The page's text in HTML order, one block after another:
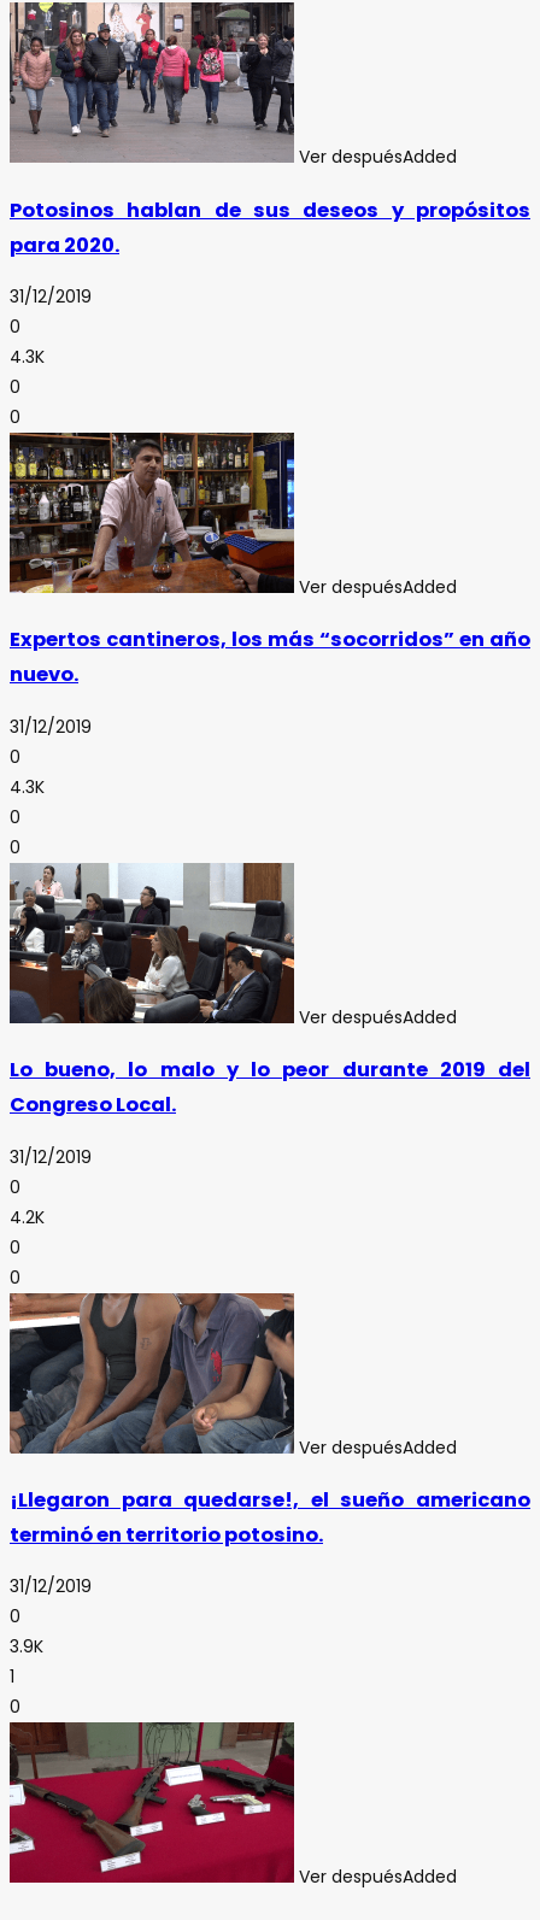
Ver despuésAdded
Potosinos hablan de sus deseos y propósitos
para 2020.
31/12/2019
0
4.3K
0
0
Ver despuésAdded
Expertos cantineros, los más “socorridos” en año
nuevo.
31/12/2019
0
4.3K
0
0
Ver despuésAdded
Lo bueno, lo malo y lo peor durante 2019 del
Congreso Local.
31/12/2019
0
4.2K
0
0
Ver despuésAdded
¡Llegaron para quedarse!, el sueño americano
terminó en territorio potosino.
31/12/2019
0
3.9K
1
0
Ver despuésAdded